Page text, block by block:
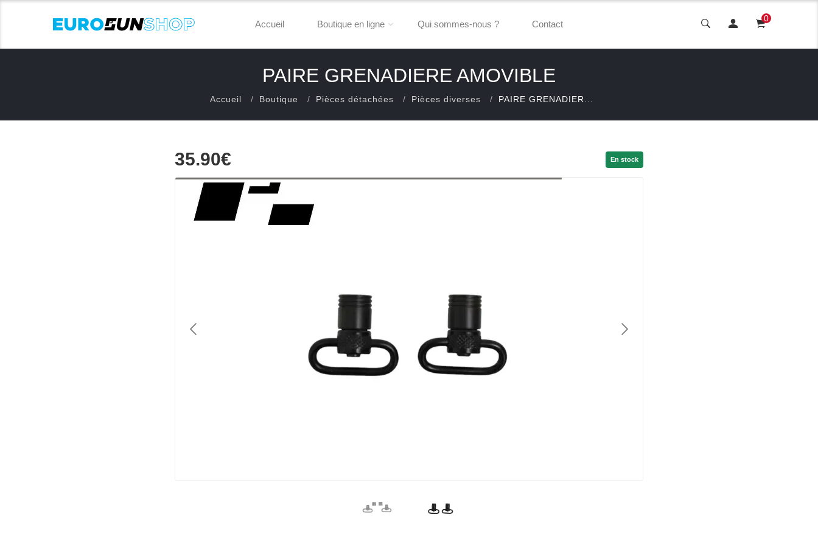
Accueil Boutique en ligne Qui sommes-nous ? Contact
0
PAIRE GRENADIERE AMOVIBLE
Accueil Boutique Pièces détachées Pièces diverses PAIRE GRENADIER...
35.90€ En stock